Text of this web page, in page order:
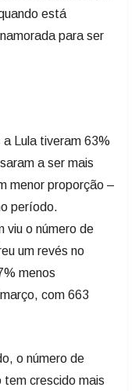
está
para ser
Lula tiveram 63%
a ser mais
menor proporção –
período.
viu o número de
um revés no
menos
com 663
o número de
tem crescido mais